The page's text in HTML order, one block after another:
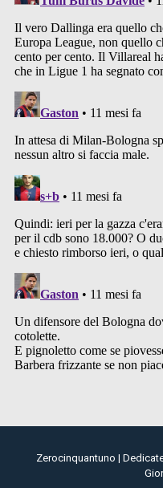
Zerocinquantuno |